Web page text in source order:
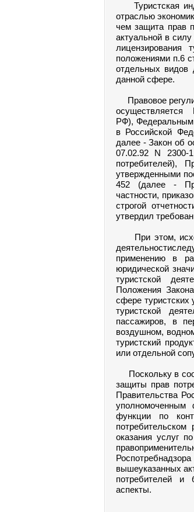
Туристская
отраслью
чем защита прав
актуальной в
лицензирования
положениями п.6
отдельных видов
данной сфере.
Правовое
РФ), Федеральным
в Российской
далее - Закон об
07.02.92 N
потребителей),
утвержденными
452 (далее -
частности,
строгой
утвердил
При этом,
применению в
юридической
туристской
Положения
сфере туристских
туристской
пассажиров, в
воздушном,
туристский
или отдельной
Поскольку в
защиты прав
Правительства
уполномоченным
функции по
оказания услуг
вышеуказанных
потребителей и
аспекты.